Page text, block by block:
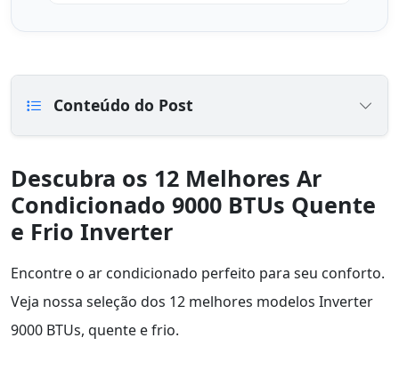
Conteúdo do Post
Descubra os 12 Melhores Ar
Condicionado 9000 BTUs Quente
e Frio Inverter
Encontre o ar condicionado perfeito para seu conforto.
Veja nossa seleção dos 12 melhores modelos Inverter
9000 BTUs, quente e frio.